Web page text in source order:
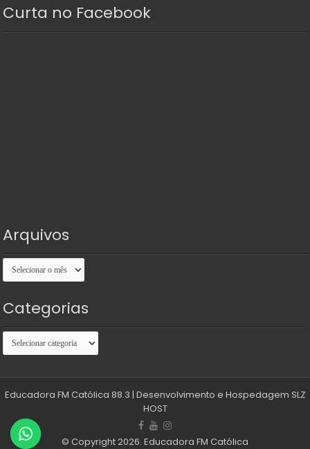
Curta no Facebook
Arquivos
Arquivos
Categorias
Categorias
Educadora FM Católica 88.3 | Desenvolvimento e Hospedagem SLZ
HOST
© Copyright 2026. Educadora FM Católica